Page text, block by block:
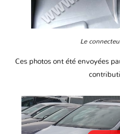
Le
Ces photos ont été envoyées